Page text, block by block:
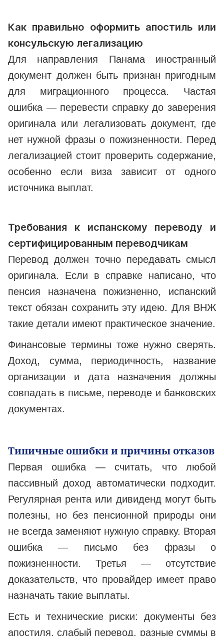
Как правильно оформить апостиль или
консульскую легализацию
Для направления Панама иностранный
документ должен быть признан пригодным
для миграционного процесса. Частая
ошибка — перевести справку до заверения
оригинала или легализовать документ, где
нет нужной фразы о пожизненности. Перед
легализацией стоит проверить содержание,
особенно если виза зависит от одного
источника выплат.
Требования к испанскому переводу и
сертифицированным переводчикам
Перевод должен точно передавать смысл
оригинала. Если в справке написано, что
пенсия назначена пожизненно, испанский
текст обязан сохранить эту идею. Для ВНЖ
такие детали имеют практическое значение.
Финансовые термины тоже нужно сверять.
Доход, сумма, периодичность, название
организации и дата назначения должны
совпадать в письме, переводе и банковских
документах.
Типичные ошибки и причины отказов
Первая ошибка — считать, что любой
пассивный доход автоматически подходит.
Регулярная рента или дивиденд могут быть
полезны, но без пенсионной природы они
не всегда заменяют нужную справку. Вторая
ошибка — письмо без фразы о
пожизненности. Третья — отсутствие
доказательств, что провайдер имеет право
назначать такие выплаты.
Есть и технические риски: документы без
апостиля, слабый перевод, разные суммы в